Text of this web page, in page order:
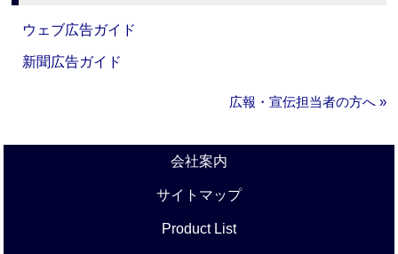
ウェブ広告ガイド
新聞広告ガイド
広報・宣伝担当者の方へ »
会社案内
サイトマップ
Product List